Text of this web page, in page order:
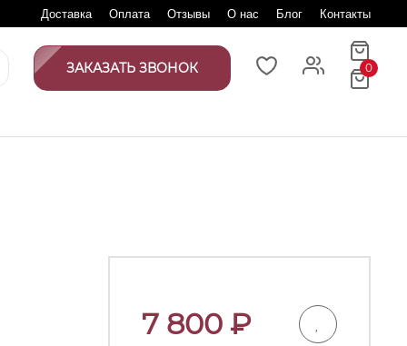
Доставка Оплата Отзывы О нас Блог Контакты
ЗАКАЗАТЬ ЗВОНОК 0
7 800₽